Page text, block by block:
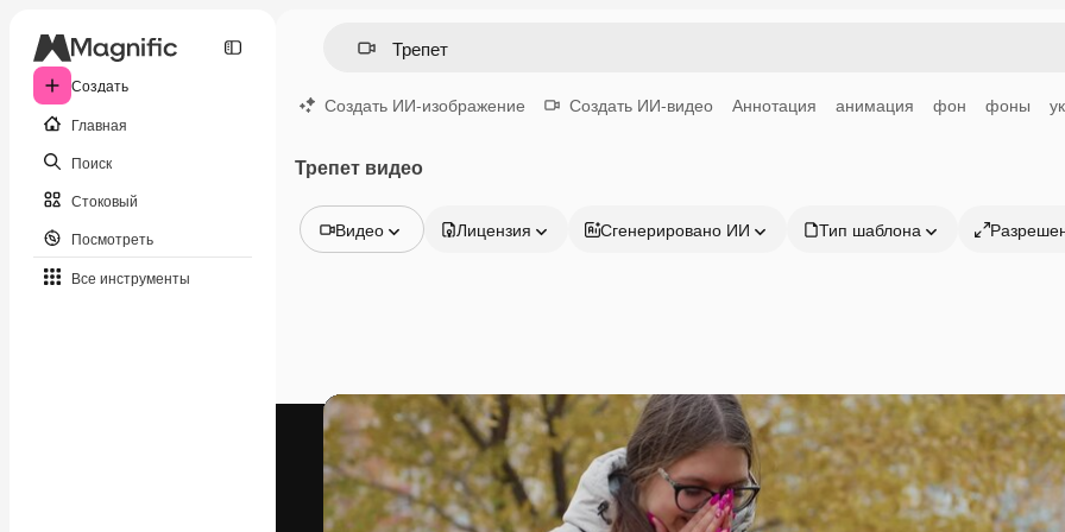
Создать
Главная
Поиск
Стоковый
Посмотреть
Все инструменты
Создать ИИ-изображение Создать ИИ-видео Аннотация анимация фон фоны
Трепет видео
Видео
Видео
Видеоролик
Моушн-дизайн
Видеошаблоны
Иконки
3D-модели
Шрифты
Лицензия Сгенерировано ИИ Тип шаблона
Продукция Начать